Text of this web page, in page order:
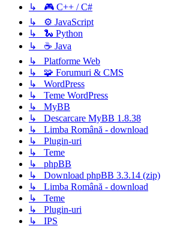
↳ 🎮 C++ / C#
↳ ⚙️ JavaScript
↳ 🐍 Python
↳ ☕ Java
↳ Platforme Web
↳ 🧩 Forumuri & CMS
↳ WordPress
↳ Teme WordPress
↳ MyBB
↳ Descarcare MyBB 1.8.38
↳ Limba Română - download
↳ Plugin-uri
↳ Teme
↳ phpBB
↳ Download phpBB 3.3.14 (zip)
↳ Limba Română - download
↳ Teme
↳ Plugin-uri
↳ IPS